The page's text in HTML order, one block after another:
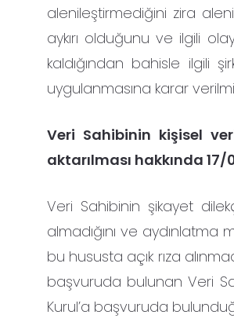
alenileştirmediğini zira
aykırı olduğunu ve ilgili
kaldığından bahisle ilgili
uygulanmasına karar
Veri Sahibinin kişisel
aktarılması hakkında
Veri Sahibinin şikayet
almadığını ve aydınlatma
bu hususta açık rıza
başvuruda bulunan Veri
Kurul’a başvuruda